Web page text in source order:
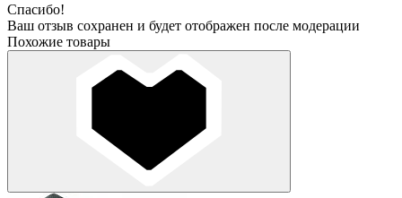
Спасибо!
Ваш отзыв сохранен и будет отображен после модерации
Похожие товары